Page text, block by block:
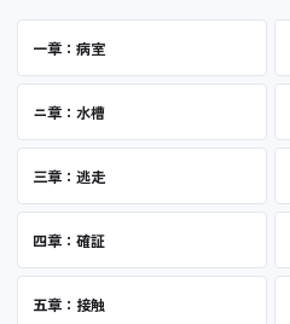
一章：病室
ニ章：水槽
三章：逃走
四章：確証
五章：接触